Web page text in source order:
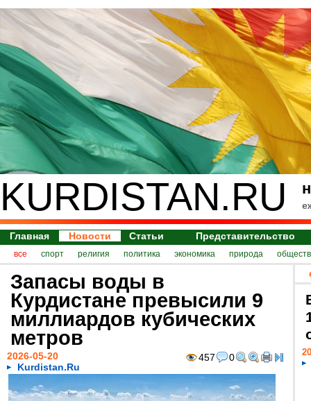
KURDISTAN.RU
Главная Новости Статьи Представительство
все спорт религия политика экономика природа
Запасы воды в
Курдистане превысили 9
миллиардов кубических
метров
457 0
2026-05-20
Kurdistan.Ru